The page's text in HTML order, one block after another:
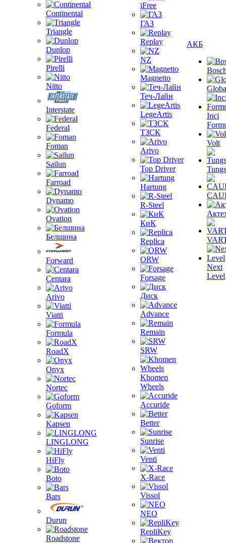
Continental
Triangle
Dunlop
Pirelli
Nitto
Interstate
Federal
Foman
Sailun
Farroad
Dynamo
Ovation
Белшина
Forward
Centara
Arivo
Viatti
Formula
RoadX
Onyx
Nortec
Goform
Kapsen
LINGLONG
HiFly
Boto
Bars
Durun
Roadstone
iFree
ГАЗ
Replay
NZ
Magnetto
Теч-Лайн
LegeArtis
ТЗСК
Arivo
Top Driver
Hartung
R-Steel
КиК
Replica
ORW
Forsage
Диск
Advance
Remain
SRW
Khomen
Wheels
Accuride
Better
Sunrise
Venti
X-Race
Vissol
NEO
RepliKey
АКБ
Inci
Volt
Next
Level